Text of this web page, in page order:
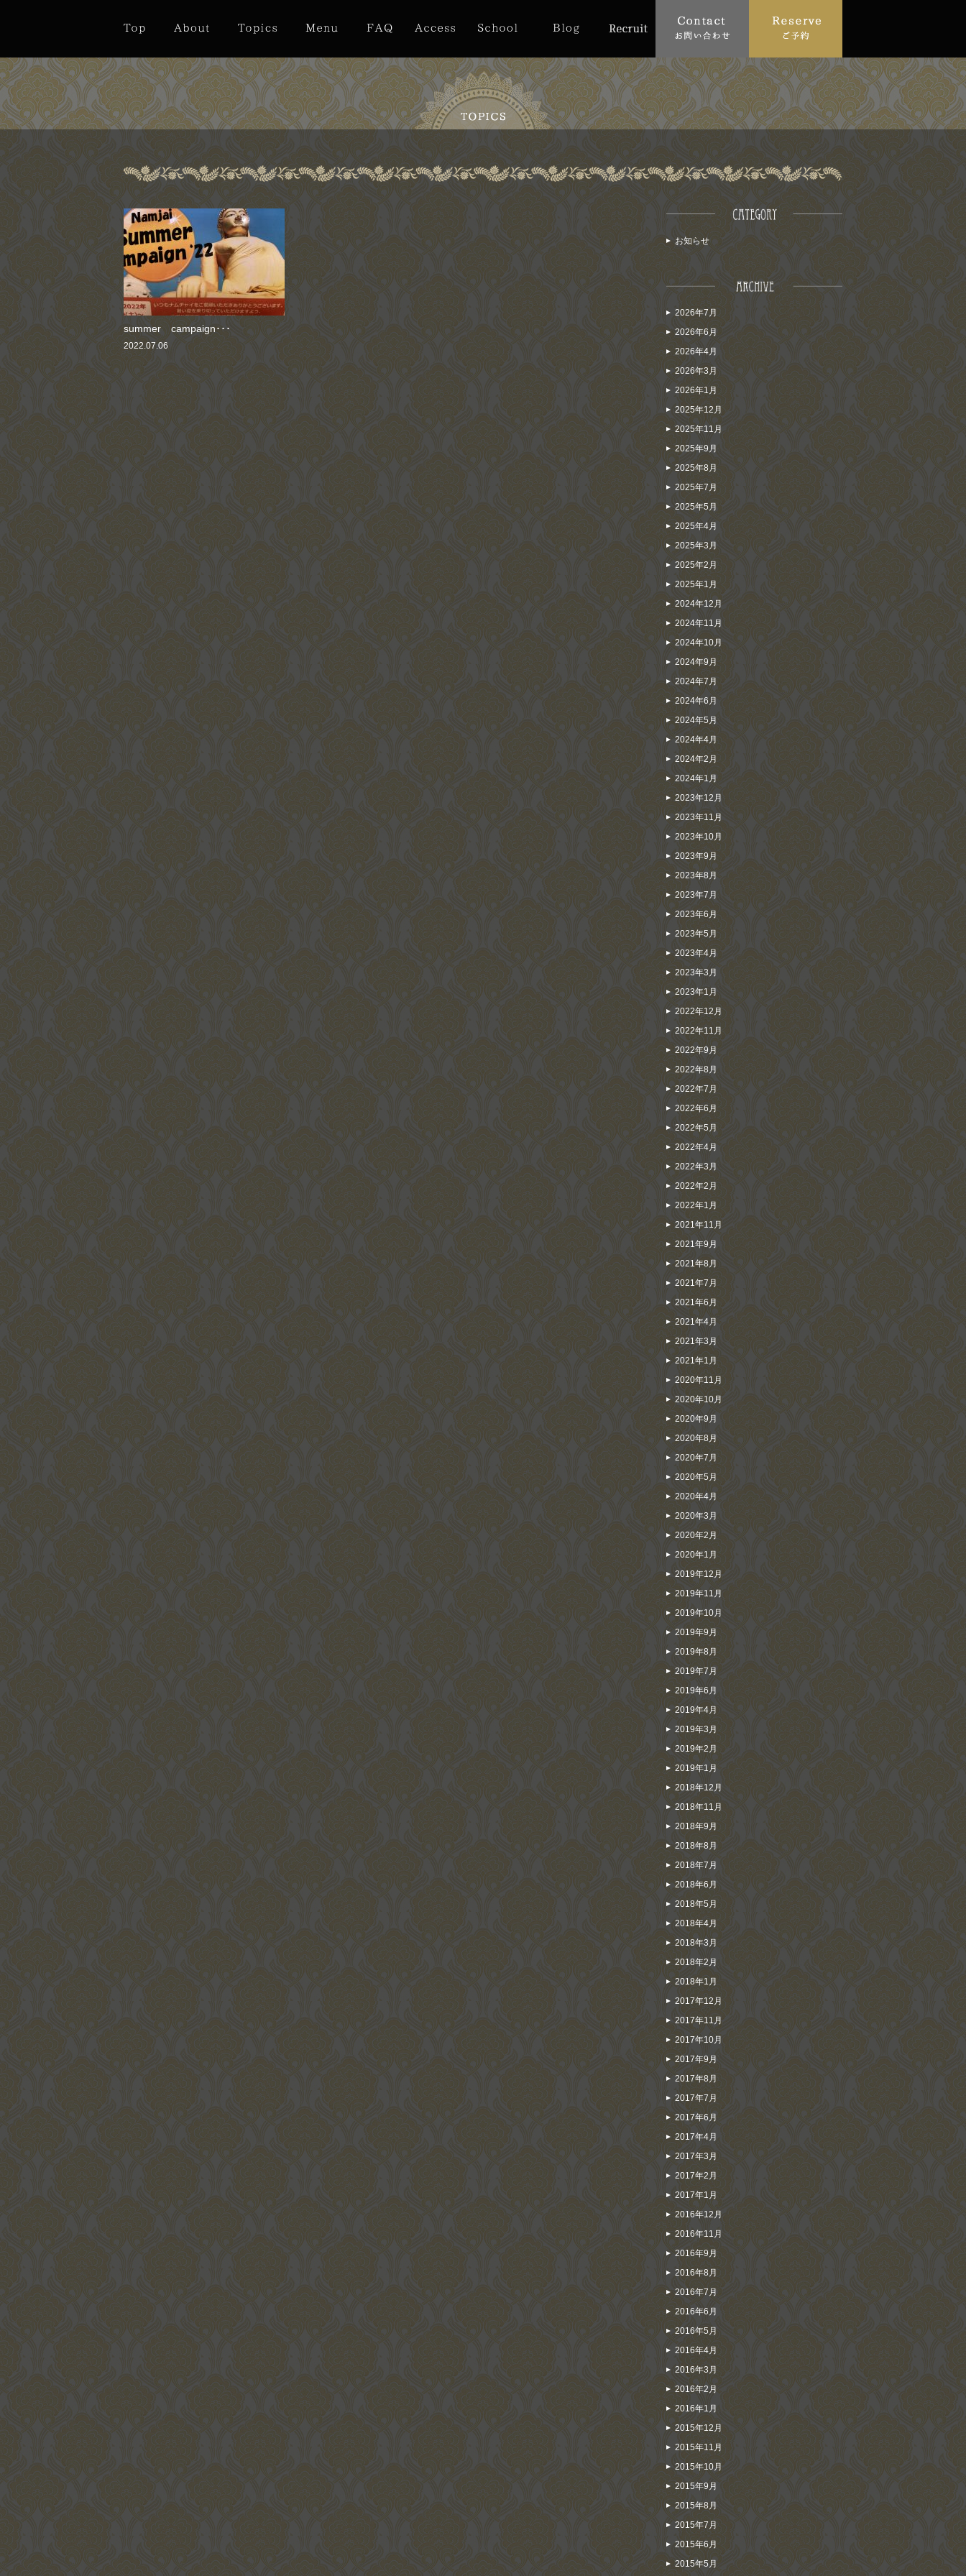
summer campaign･･･
2022.07.06
お知らせ
2026年7月
2026年6月
2026年4月
2026年3月
2026年1月
2025年12月
2025年11月
2025年9月
2025年8月
2025年7月
2025年5月
2025年4月
2025年3月
2025年2月
2025年1月
2024年12月
2024年11月
2024年10月
2024年9月
2024年7月
2024年6月
2024年5月
2024年4月
2024年2月
2024年1月
2023年12月
2023年11月
2023年10月
2023年9月
2023年8月
2023年7月
2023年6月
2023年5月
2023年4月
2023年3月
2023年1月
2022年12月
2022年11月
2022年9月
2022年8月
2022年7月
2022年6月
2022年5月
2022年4月
2022年3月
2022年2月
2022年1月
2021年11月
2021年9月
2021年8月
2021年7月
2021年6月
2021年4月
2021年3月
2021年1月
2020年11月
2020年10月
2020年9月
2020年8月
2020年7月
2020年5月
2020年4月
2020年3月
2020年2月
2020年1月
2019年12月
2019年11月
2019年10月
2019年9月
2019年8月
2019年7月
2019年6月
2019年4月
2019年3月
2019年2月
2019年1月
2018年12月
2018年11月
2018年9月
2018年8月
2018年7月
2018年6月
2018年5月
2018年4月
2018年3月
2018年2月
2018年1月
2017年12月
2017年11月
2017年10月
2017年9月
2017年8月
2017年7月
2017年6月
2017年4月
2017年3月
2017年2月
2017年1月
2016年12月
2016年11月
2016年9月
2016年8月
2016年7月
2016年6月
2016年5月
2016年4月
2016年3月
2016年2月
2016年1月
2015年12月
2015年11月
2015年10月
2015年9月
2015年8月
2015年7月
2015年6月
2015年5月